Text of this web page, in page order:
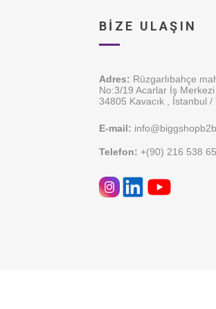
BIZE ULAŞIN
Adres: Rüzgarlıbahçe
No:3/19 Acarlar İş Merkezi
34805 Kavacık , İstanbul /
E-mail:
Telefon: +(90) 216 538